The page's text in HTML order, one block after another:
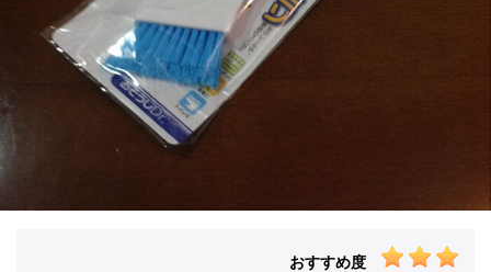
おすすめ度